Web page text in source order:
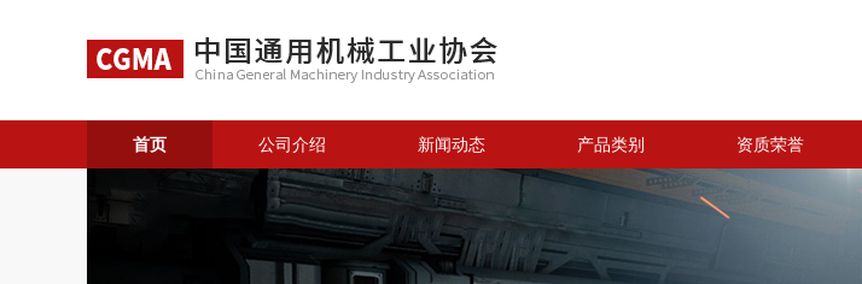
首页 公司介绍 新闻动态 产品类别 资质荣誉